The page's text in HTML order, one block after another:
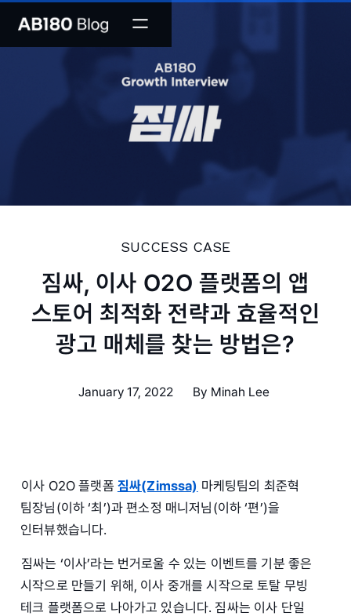
SUCCESS CASE
짐싸, 이사 O2O 플랫폼의 앱
스토어 최적화 전략과 효율적인
광고 매체를 찾는 방법은?
January 17, 2022 By Minah Lee
이사 O2O 플랫폼 짐싸(Zimssa) 마케팅팀의 최준혁
팀장님(이하 ‘최’)과 편소정 매니저님(이하 ‘편’)을
인터뷰했습니다.
짐싸는 ‘이사’라는 번거로울 수 있는 이벤트를 기분 좋은
시작으로 만들기 위해, 이사 중개를 시작으로 토탈 무빙
테크 플랫폼으로 나아가고 있습니다. 짐싸는 이사 단일